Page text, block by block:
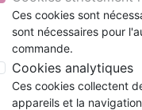
Français courant
adoration, louange
spirituel
couple
jeunesse
La
Référence
Ces cookies sont
sont nécessaires pour
commande.
Cookies analytiques
Ces cookies collectent
appareils et la